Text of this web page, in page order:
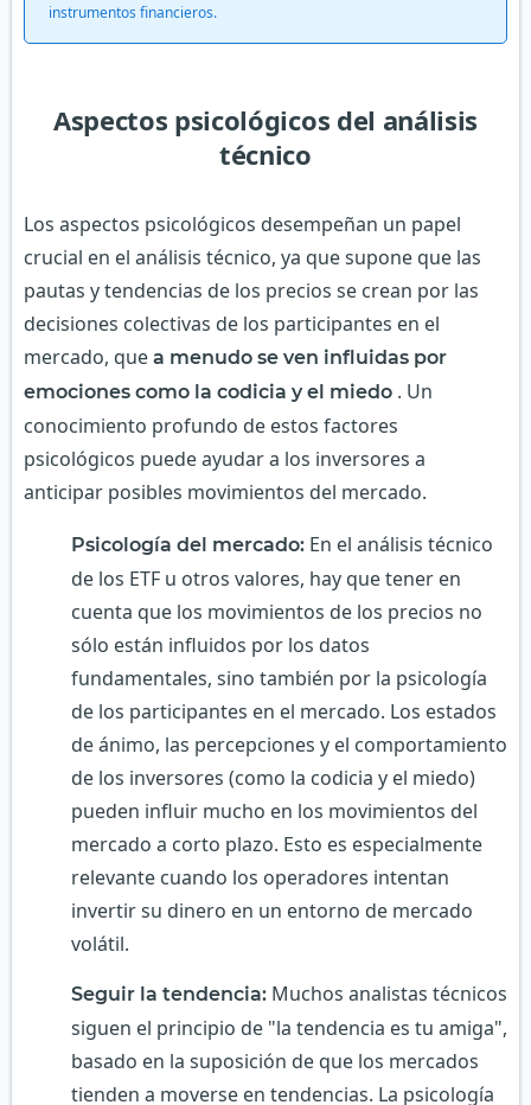
instrumentos financieros.
Aspectos psicológicos del análisis
técnico
Los aspectos psicológicos desempeñan un papel
crucial en el análisis técnico, ya que supone que las
pautas y tendencias de los precios se crean por las
decisiones colectivas de los participantes en el
mercado, que a menudo se ven influidas por
emociones como la codicia y el miedo . Un
conocimiento profundo de estos factores
psicológicos puede ayudar a los inversores a
anticipar posibles movimientos del mercado.
Psicología del mercado: En el análisis técnico
de los ETF u otros valores, hay que tener en
cuenta que los movimientos de los precios no
sólo están influidos por los datos
fundamentales, sino también por la psicología
de los participantes en el mercado. Los estados
de ánimo, las percepciones y el comportamiento
de los inversores (como la codicia y el miedo)
pueden influir mucho en los movimientos del
mercado a corto plazo. Esto es especialmente
relevante cuando los operadores intentan
invertir su dinero en un entorno de mercado
volátil.
Seguir la tendencia: Muchos analistas técnicos
siguen el principio de "la tendencia es tu amiga",
basado en la suposición de que los mercados
tienden a moverse en tendencias. La psicología